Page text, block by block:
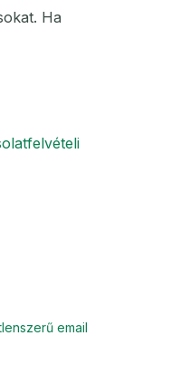
Ha
email